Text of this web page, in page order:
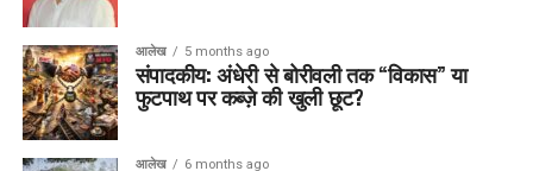
आलेख 5 months ago
संपादकीय: अंधेरी से बोरीवली तक “विकास” या
फुटपाथ पर कब्ज़े की खुली छूट?
आलेख 6 months ago